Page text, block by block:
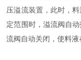
压溢流装置，此时，
定范围时，溢流阀自
流阀自动关闭，使料液